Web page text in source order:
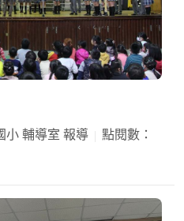
小 輔導室 報導
點閱數：